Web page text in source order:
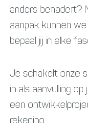
anders benadert?
aanpak kunnen
bepaal jij in elke
Je schakelt onze
in als aanvulling
een
rekening.